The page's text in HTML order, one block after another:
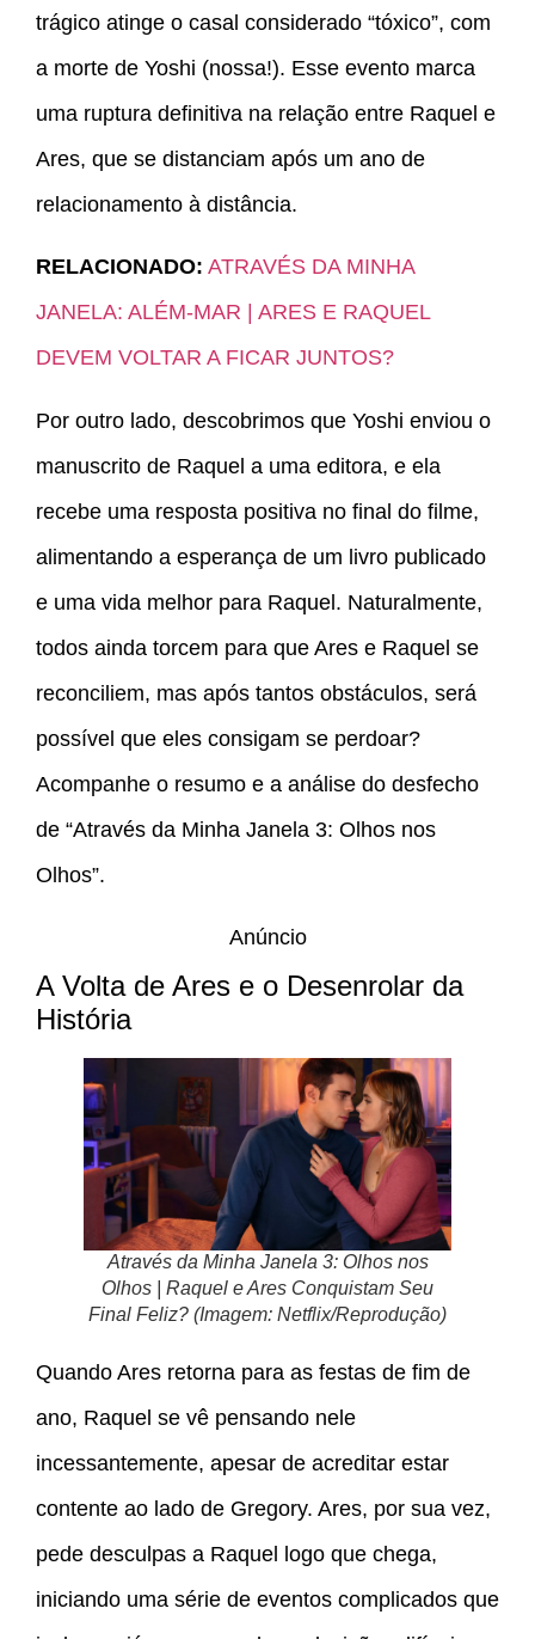
trágico atinge o casal considerado “tóxico”, com
a morte de Yoshi (nossa!). Esse evento marca
uma ruptura definitiva na relação entre Raquel e
Ares, que se distanciam após um ano de
relacionamento à distância.
RELACIONADO: ATRAVÉS DA MINHA
JANELA: ALÉM-MAR | ARES E RAQUEL
DEVEM VOLTAR A FICAR JUNTOS?
Por outro lado, descobrimos que Yoshi enviou o
manuscrito de Raquel a uma editora, e ela
recebe uma resposta positiva no final do filme,
alimentando a esperança de um livro publicado
e uma vida melhor para Raquel. Naturalmente,
todos ainda torcem para que Ares e Raquel se
reconciliem, mas após tantos obstáculos, será
possível que eles consigam se perdoar?
Acompanhe o resumo e a análise do desfecho
de “Através da Minha Janela 3: Olhos nos
Olhos”.
Anúncio
A Volta de Ares e o Desenrolar da
História
Através da Minha Janela 3: Olhos nos
Olhos | Raquel e Ares Conquistam Seu
Final Feliz? (Imagem: Netflix/Reprodução)
Quando Ares retorna para as festas de fim de
ano, Raquel se vê pensando nele
incessantemente, apesar de acreditar estar
contente ao lado de Gregory. Ares, por sua vez,
pede desculpas a Raquel logo que chega,
iniciando uma série de eventos complicados que